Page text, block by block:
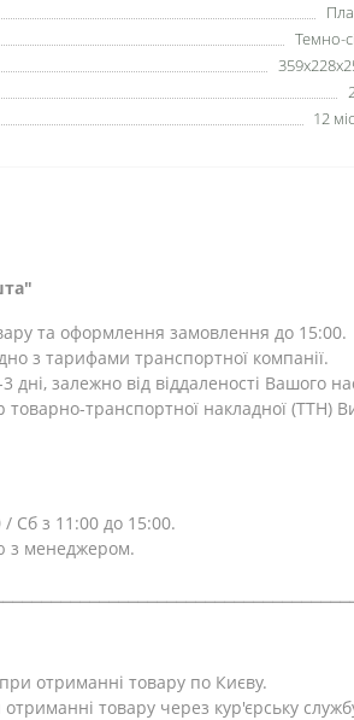
Темно-
12
та оформлення замовлення до 15:00.
з тарифами транспортної компанії.
дні, залежно від віддаленості Вашого
транспортної накладної
Сб з 11:00 до 15:00.
з менеджером.
отриманні товару по Києву.
товару через кур'єрську